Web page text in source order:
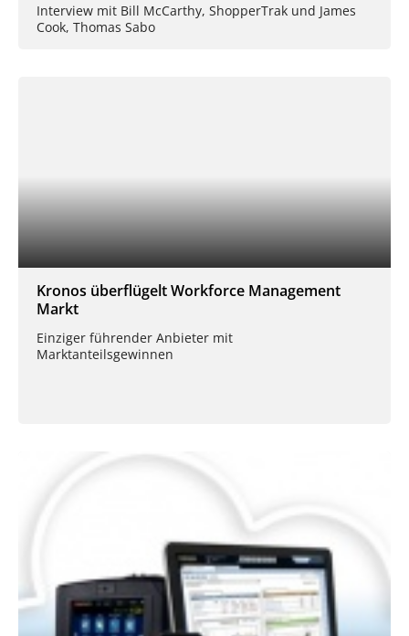
Interview mit Bill McCarthy, ShopperTrak und James
Cook, Thomas Sabo
Kronos überflügelt Workforce Management
Markt
Einziger führender Anbieter mit
Marktanteilsgewinnen